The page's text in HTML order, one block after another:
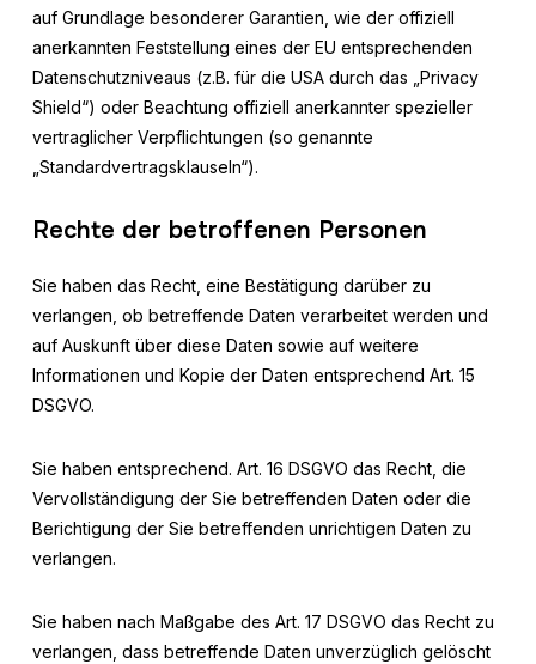
auf Grundlage besonderer Garantien, wie der offiziell
anerkannten Feststellung eines der EU entsprechenden
Datenschutzniveaus (z.B. für die USA durch das „Privacy
Shield“) oder Beachtung offiziell anerkannter spezieller
vertraglicher Verpflichtungen (so genannte
„Standardvertragsklauseln“).
Rechte der betroffenen Personen
Sie haben das Recht, eine Bestätigung darüber zu
verlangen, ob betreffende Daten verarbeitet werden und
auf Auskunft über diese Daten sowie auf weitere
Informationen und Kopie der Daten entsprechend Art. 15
DSGVO.
Sie haben entsprechend. Art. 16 DSGVO das Recht, die
Vervollständigung der Sie betreffenden Daten oder die
Berichtigung der Sie betreffenden unrichtigen Daten zu
verlangen.
Sie haben nach Maßgabe des Art. 17 DSGVO das Recht zu
verlangen, dass betreffende Daten unverzüglich gelöscht